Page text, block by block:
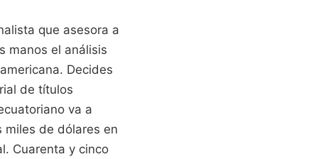
que asesora a
manos el análisis
Decides
de títulos
va a
miles de dólares en
Cuarenta y cinco